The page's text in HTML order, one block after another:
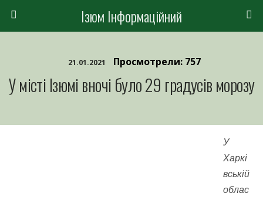
Ізюм Інформаційний
21.01.2021 Просмотрели: 757
У місті Ізюмі вночі було 29 градусів морозу
У
Харкі
вській
облас